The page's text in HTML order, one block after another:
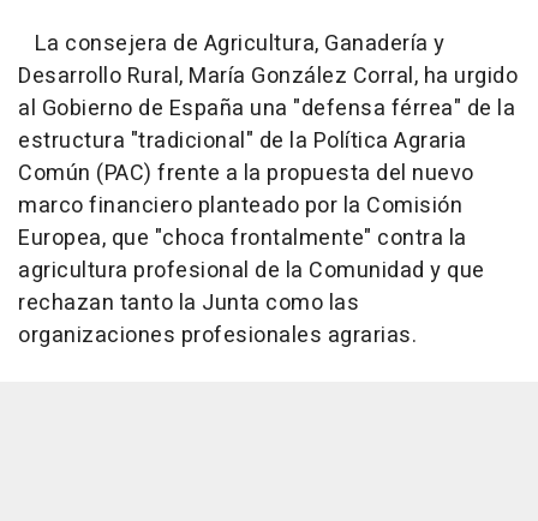
La consejera de Agricultura, Ganadería y
Desarrollo Rural, María González Corral, ha urgido
al Gobierno de España una "defensa férrea" de la
estructura "tradicional" de la Política Agraria
Común (PAC) frente a la propuesta del nuevo
marco financiero planteado por la Comisión
Europea, que "choca frontalmente" contra la
agricultura profesional de la Comunidad y que
rechazan tanto la Junta como las
organizaciones profesionales agrarias.